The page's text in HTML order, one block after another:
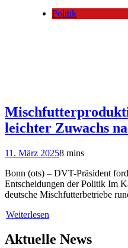
Politik
leichter Zuwachs
11. März 20258 mins
Bonn (ots) – DVT-Präsident
Entscheidungen der Politik Im
deutsche Mischfutterbetriebe
Weiterlesen
Aktuelle News